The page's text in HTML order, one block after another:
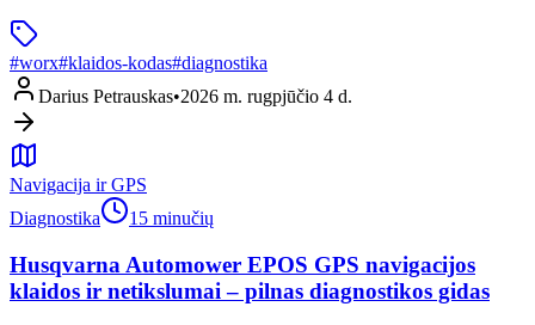
#worx#klaidos-kodas#diagnostika
Darius Petrauskas•2026 m. rugpjūčio 4 d.
Navigacija ir GPS
Diagnostika
15 minučių
Husqvarna Automower EPOS GPS navigacijos
klaidos ir netikslumai – pilnas diagnostikos gidas